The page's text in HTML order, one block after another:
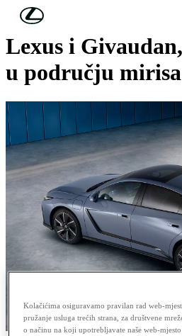
Skip to Main Content
Lexus i
u području mirisa
Kolačićima osiguravamo pravilan rad web-
pružanje usluga trećih strana, za društvene
o načinu na koji upotrebljavate naše web-